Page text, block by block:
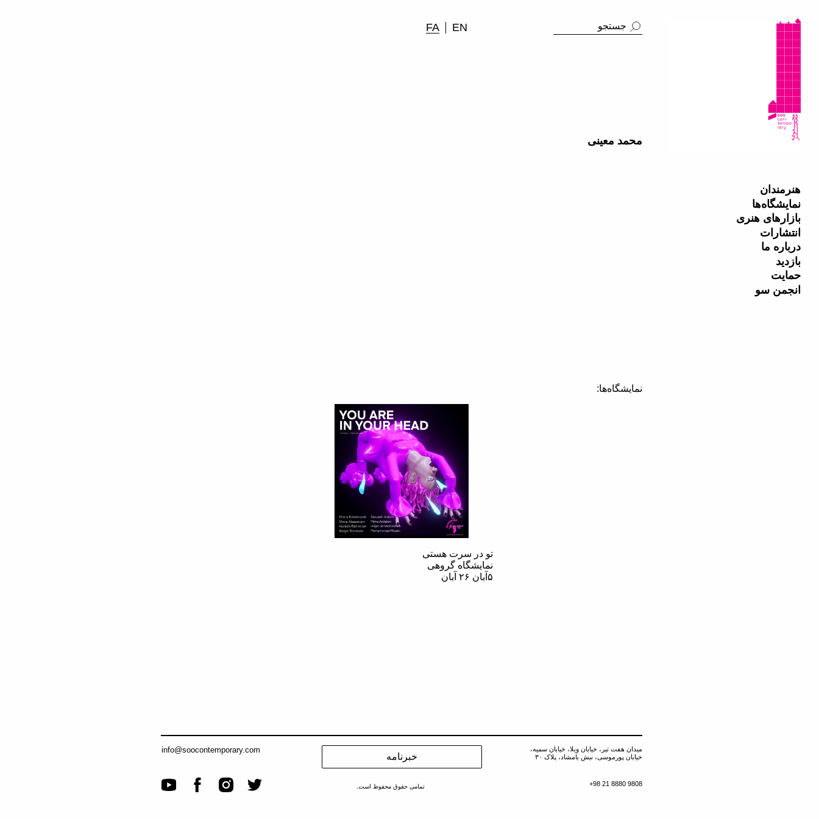
هنرمندان
نمایشگاه‌ها
بازارهای هنری
انتشارات
درباره ما
بازدید
حمایت
انجمن سو
FA EN
محمد معینی
نمایشگاه‌ها:
تو در سرت هستی
نمایشگاه گروهی
۵آبان ۲۶ آبان
میدان هفت تیر، خیابان ویلا، خیابان سمیه،
خیابان پورموسی، نبش بامشاد، پلاک ۳۰
+98 21 8880 9808 تمامی حقوق محفوظ است.
info@soocontemporary.com